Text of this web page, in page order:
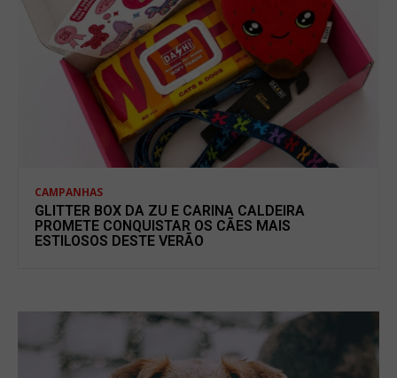
CAMPANHAS
GLITTER BOX DA ZU E CARINA CALDEIRA
PROMETE CONQUISTAR OS CÃES MAIS
ESTILOSOS DESTE VERÃO